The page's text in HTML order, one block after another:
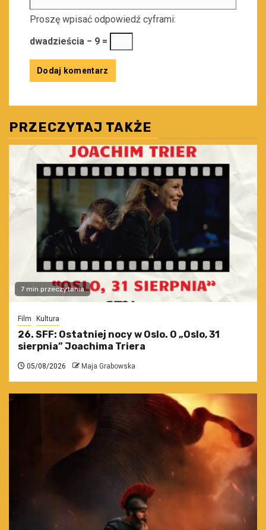
Proszę wpisać odpowiedź cyframi:
dwadzieścia − 9 =
PRZECZYTAJ TAKŻE
7 min przeczytania
Film Kultura
26. SFF: Ostatniej nocy w Oslo. O „Oslo, 31
sierpnia” Joachima Triera
05/08/2026 Maja Grabowska